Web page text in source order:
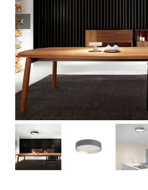
Lichtplanung
Referenzen
Marken
Ratgeber
Sale